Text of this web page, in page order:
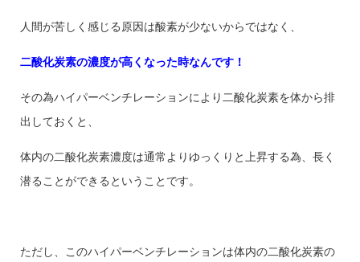
人間が苦しく感じる原因は酸素が少ないからではなく、
二酸化炭素の濃度が高くなった時なんです！
その為ハイパーベンチレーションにより二酸化炭素を体から排
出しておくと、
体内の二酸化炭素濃度は通常よりゆっくりと上昇する為、長く
潜ることができるということです。
ただし、このハイパーベンチレーションは体内の二酸化炭素の